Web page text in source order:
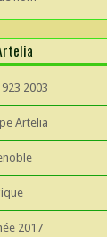
2003
Artelia
2017